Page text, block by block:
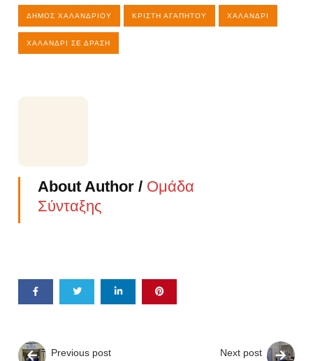
ΔΉΜΟΣ ΧΑΛΑΝΔΡΊΟΥ ΚΡΊΣΤΗ ΑΓΑΠΗΤΟΎ ΧΑΛΆΝΔΡΙ
ΧΑΛΆΝΔΡΙ ΣΕ ΔΡΆΣΗ
About Author / Ομάδα
Σύνταξης
Previous post Next post